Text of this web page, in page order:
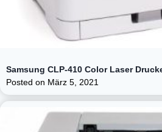
Samsung CLP-410 Color Laser
Posted on März 5, 2021